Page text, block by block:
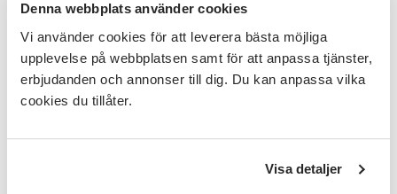
Denna webbplats använder cookies
Vi använder cookies för att leverera bästa möjliga
upplevelse på webbplatsen samt för att anpassa tjänster,
erbjudanden och annonser till dig. Du kan anpassa vilka
cookies du tillåter.
Visa detaljer
Så här planerar vi att arbeta
Kursledaren går igenom det viktigaste i kursboken
och annan information samt ger inspiration från
egen forskning. Alla får chansen att få hjälp med sin
forskning och att ställa frågor. Även ett 3-månaders
abonnemang på Arkiv Digital (värde 495kr) ingår.
• Grundläggande begrepp och var man kan forska.